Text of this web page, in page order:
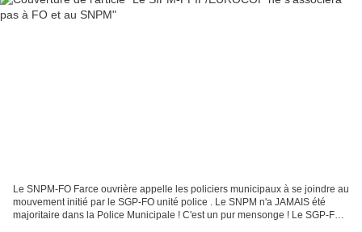
Le SNPM-FO Farce ouvrière appelle les policiers municipaux à se joindre au
mouvement initié par le SGP-FO unité police . Le SNPM n'a JAMAIS été
majoritaire dans la Police Municipale ! C'est un pur mensonge ! Le SGP-FO